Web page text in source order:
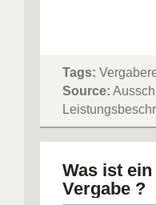
Tags:
Source:
Was ist
Vergabe ?